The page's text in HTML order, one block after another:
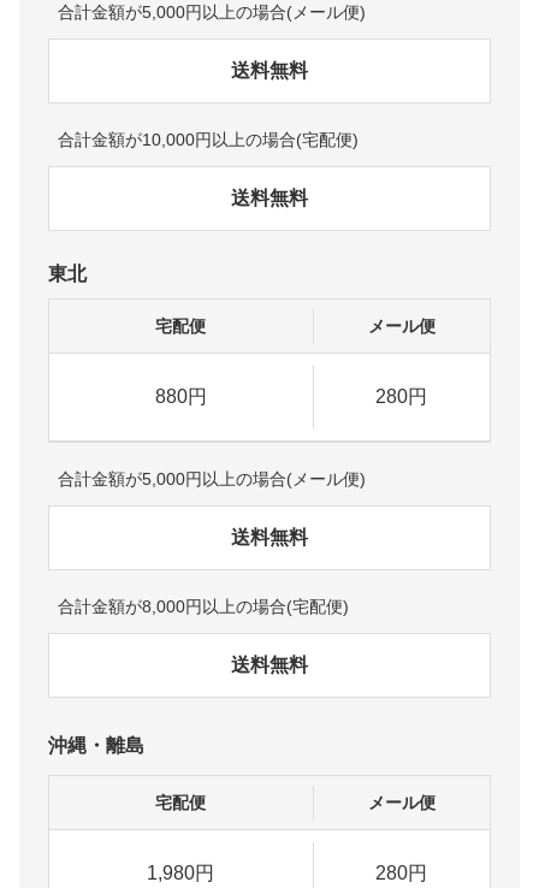
合計金額が5,000円以上の場合(メール便)
送料無料
合計金額が10,000円以上の場合(宅配便)
送料無料
東北
宅配便 メール便
880円 280円
合計金額が5,000円以上の場合(メール便)
送料無料
合計金額が8,000円以上の場合(宅配便)
送料無料
沖縄・離島
宅配便 メール便
1,980円 280円